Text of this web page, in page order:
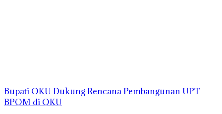
Bupati OKU Dukung Rencana Pembangunan UPT
BPOM di OKU